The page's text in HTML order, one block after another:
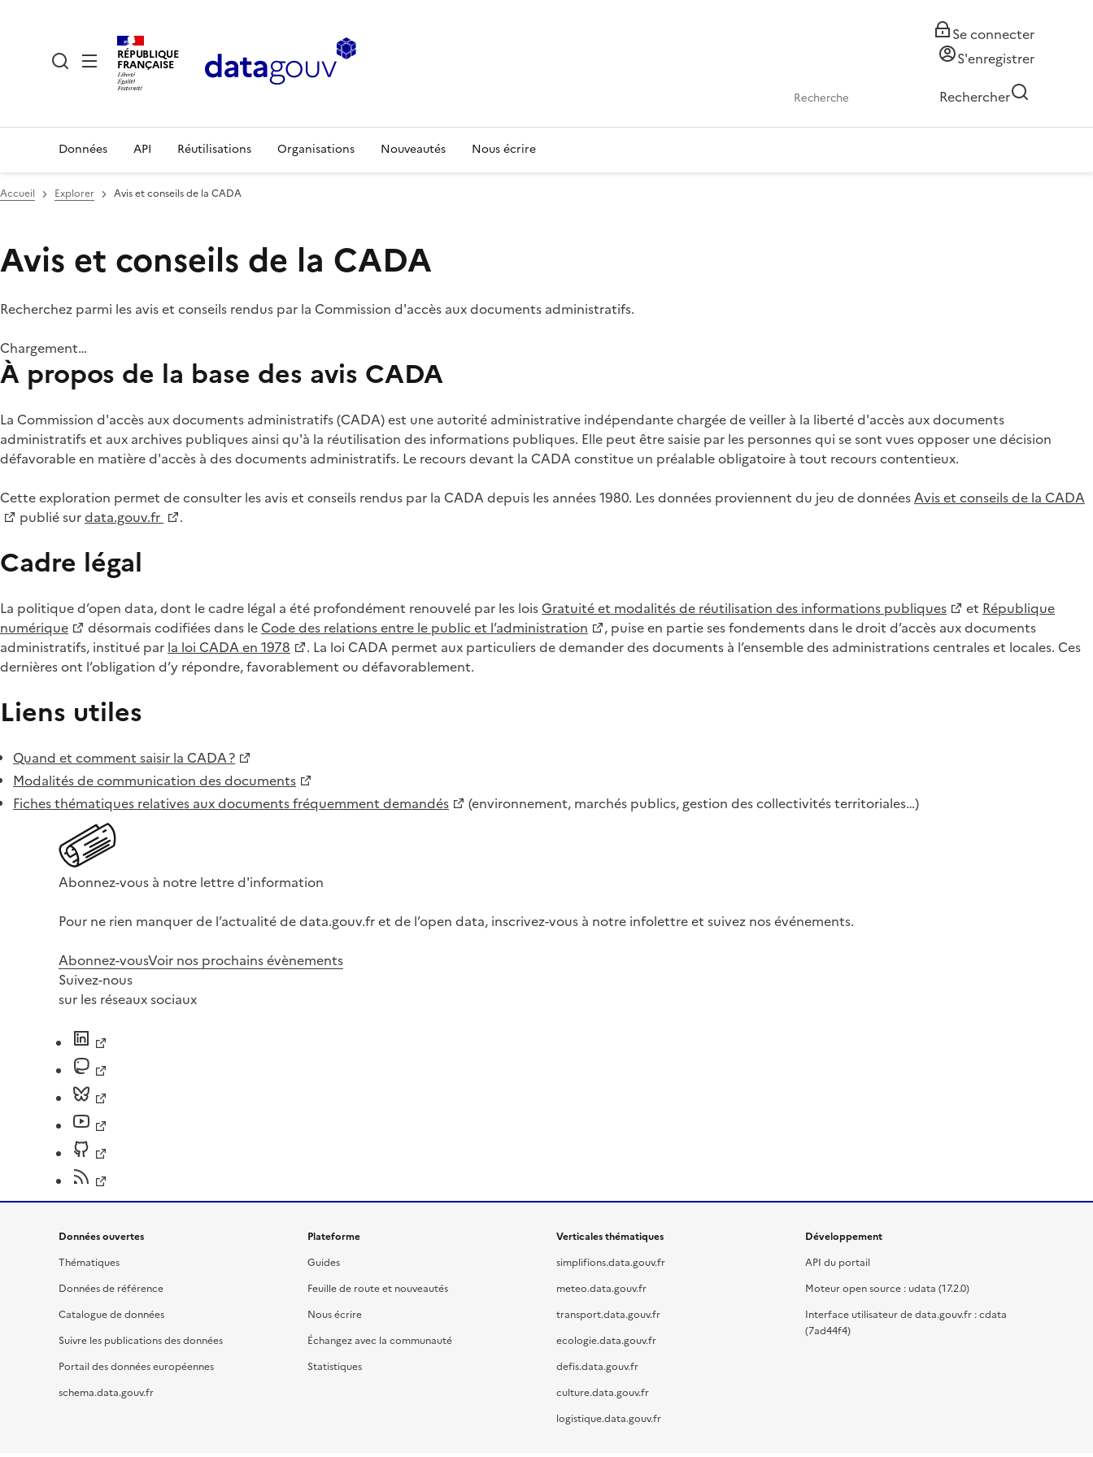
RÉPUBLIQUE
FRANÇAISE
Se connecter
S'enregistrer
Rechercher
Données API Réutilisations Organisations Nouveautés Nous écrire
Accueil Explorer Avis et conseils de la CADA
Avis et conseils de la CADA
Recherchez parmi les avis et conseils rendus par la Commission d'accès aux documents administratifs.
Chargement…
À propos de la base des avis CADA
La Commission d'accès aux documents administratifs (CADA) est une autorité administrative indépendante chargée de veiller à la liberté d'accès aux documents
administratifs et aux archives publiques ainsi qu'à la réutilisation des informations publiques. Elle peut être saisie par les personnes qui se sont vues opposer une décision
défavorable en matière d'accès à des documents administratifs. Le recours devant la CADA constitue un préalable obligatoire à tout recours contentieux.
Cette exploration permet de consulter les avis et conseils rendus par la CADA depuis les années 1980. Les données proviennent du jeu de donnéesAvis et conseils de la CADA
publié surdata.gouv.fr .
Cadre légal
La politique d’open data, dont le cadre légal a été profondément renouvelé par les loisGratuité et modalités de réutilisation des informations publiques et République
numérique
désormais codifiées dans le Code des relations entre le public et l’administration
, puise en partie ses fondements dans le droit d’accès aux documents
administratifs, institué par la loi CADA en 1978
. La loi CADA permet aux particuliers de demander des documents à l’ensemble des administrations centrales et locales. Ces
dernières ont l’obligation d’y répondre, favorablement ou défavorablement.
Liens utiles
Quand et comment saisir la CADA ?
Modalités de communication des documents
Fiches thématiques relatives aux documents fréquemment demandés
(environnement, marchés publics, gestion des collectivités territoriales…)
Abonnez-vous à notre lettre d'information
Pour ne rien manquer de l’actualité de data.gouv.fr et de l’open data, inscrivez-vous à notre infolettre et suivez nos événements.
Abonnez-vousVoir nos prochains évènements
Suivez-nous
sur les réseaux sociaux
Données ouvertes
Thématiques
Données de référence
Catalogue de données
Suivre les publications des données
Portail des données européennes
schema.data.gouv.fr
Plateforme
Guides
Feuille de route et nouveautés
Nous écrire
Échangez avec la communauté
Statistiques
Verticales thématiques
simplifions.data.gouv.fr
meteo.data.gouv.fr
transport.data.gouv.fr
ecologie.data.gouv.fr
defis.data.gouv.fr
culture.data.gouv.fr
logistique.data.gouv.fr
Développement
API du portail
Moteur open source : udata (17.2.0)
Interface utilisateur de data.gouv.fr : cdata
(7ad44f4)